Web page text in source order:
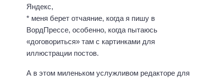
Яндекс,
* меня берет отчаяние, когда я пишу в
ВордПрессе, особенно, когда пытаюсь
«договориться» там с картинками для
иллюстрации постов.
А в этом миленьком услужливом редакторе для